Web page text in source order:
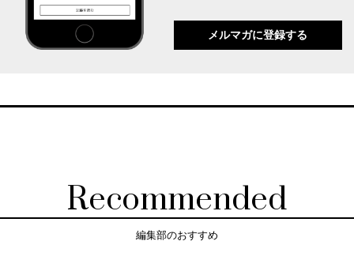
メルマガに登録する
Recommended
編集部のおすすめ